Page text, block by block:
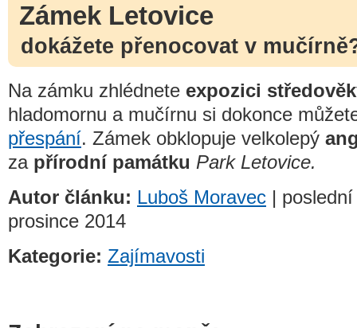
Zámek Letovice
dokážete přenocovat v
Na zámku zhlédnete expozici
hladomornu a mučírnu si dokonce
přespání. Zámek obklopuje velkolepý
za přírodní památku Park Letovice.
Autor článku: Luboš Moravec |
prosince 2014
Kategorie: Zajímavosti